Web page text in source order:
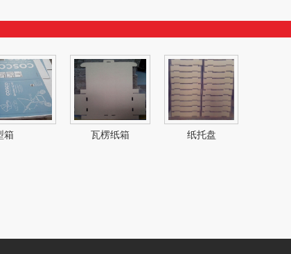
箱 瓦楞纸箱 纸托盘